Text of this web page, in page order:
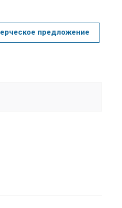
предложение